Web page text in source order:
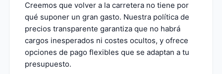
Creemos que volver a la carretera no tiene por
qué suponer un gran gasto. Nuestra política de
precios transparente garantiza que no habrá
cargos inesperados ni costes ocultos, y ofrece
opciones de pago flexibles que se adaptan a tu
presupuesto.